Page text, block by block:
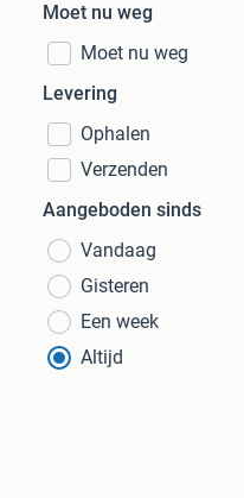
Moet nu weg
Moet nu weg
Levering
Ophalen
Verzenden
Aangeboden sinds
Vandaag
Gisteren
Een week
Altijd